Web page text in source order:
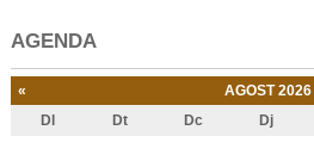
AGENDA
« AGOST 2026
Dl Dt Dc Dj